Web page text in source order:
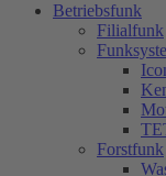
Betriebsfunk
Filialfunk
Forstfunk